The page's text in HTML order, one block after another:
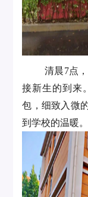
清晨7点
接新生的到来
包，细致入微
到学校的温暖。